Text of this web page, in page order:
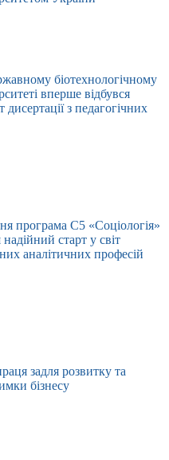
біотехнологічному
вперше відбувся
дисертації з педагогічних
програма С5 «Соціологія»
старт у світ
аналітичних професій
задля розвитку та
бізнесу